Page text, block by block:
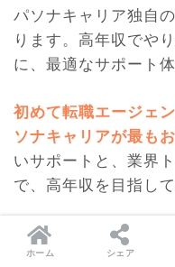
パソナキャリア独自
ります。高年収でや
に、最適なサポート体
初めて転職エージェ
ソナキャリアが最も
いサポートと、業界
で、高年収を目指し
パソナキ
ホーム シェア